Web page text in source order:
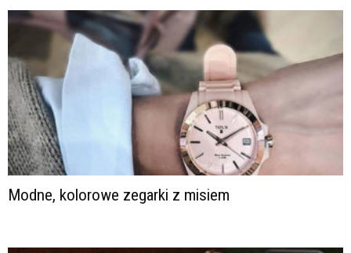
Modne, kolorowe zegarki z misiem